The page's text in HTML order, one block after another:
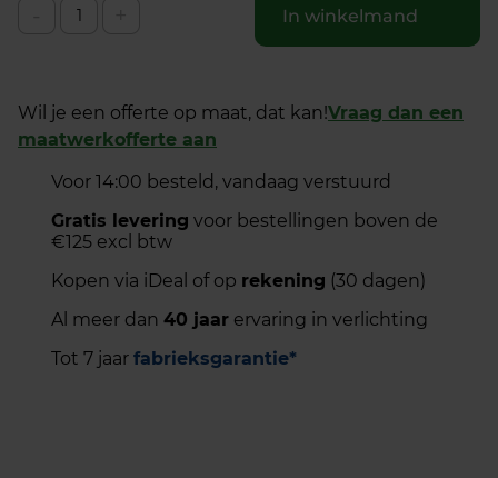
In winkelmand
Wil je een offerte op maat, dat kan!Vraag dan een
maatwerkofferte aan
Voor 14:00 besteld, vandaag verstuurd
Gratis levering voor bestellingen boven de
€125 excl btw
Kopen via iDeal of op rekening (30 dagen)
Al meer dan 40 jaar ervaring in verlichting
Tot 7 jaar fabrieksgarantie*